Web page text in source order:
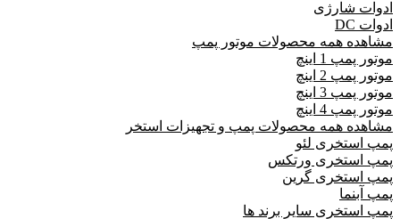
ادوات شارژی
ادوات DC
مشاهده همه محصولات موتور پمپ
موتور پمپ 1 اینچ
موتور پمپ 2 اینچ
موتور پمپ 3 اینچ
موتور پمپ 4 اینچ
مشاهده همه محصولات پمپ و تجهیزات استخر
پمپ استخری لئو
پمپ استخری ورتکس
پمپ استخری گرین
پمپ آبنما
پمپ استخری سایر برند ها